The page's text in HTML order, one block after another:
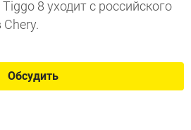
8 уходит с российского
Обсудить